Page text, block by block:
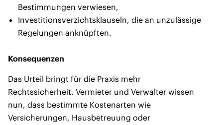
Bestimmungen verwiesen,
Investitionsverzichtsklauseln, die an unzulässige
Regelungen anknüpften.
Konsequenzen
Das Urteil bringt für die Praxis mehr
Rechtssicherheit. Vermieter und Verwalter wissen
nun, dass bestimmte Kostenarten wie
Versicherungen, Hausbetreuung oder